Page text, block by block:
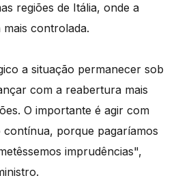
regiões de Itália, onde a
controlada.
a situação permanecer sob
com a reabertura mais
O importante é agir com
porque pagaríamos
imprudências",